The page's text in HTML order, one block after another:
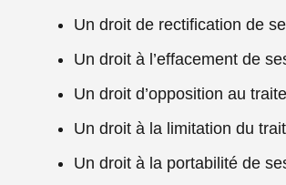
Un droit de rectification de
Un droit à l’effacement de
Un droit d’opposition au
Un droit à la limitation du
Un droit à la portabilité de